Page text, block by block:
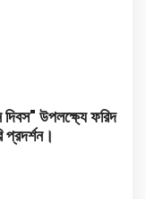
দিবস" উপলক্ষ্যে ফরিদ
প্রদর্শন।